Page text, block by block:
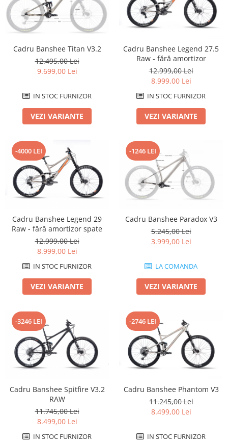
Accesorii roți
Roți față
Schimbătoare spate
Tije sa
Tije telescopice
Coliere tije șa
Manete tije telescopice
Piese tije sa
Tije fixe
Tubeless și soluții anti-pană
Arcuri
Groupset
Cadru Banshee Titan V3.2
12.495,00 Lei
9.699,00 Lei
IN STOC FURNIZOR
VEZI VARIANTE
Cadru Banshee Legend 27.5
Raw - fără amortizor
12.999,00 Lei
8.999,00 Lei
IN STOC FURNIZOR
VEZI VARIANTE
-4000 LEI
Cadru Banshee Legend 29
Raw - fără amortizor spate
12.999,00 Lei
8.999,00 Lei
IN STOC FURNIZOR
VEZI VARIANTE
-1246 LEI
Cadru Banshee Paradox V3
5.245,00 Lei
3.999,00 Lei
LA COMANDA
VEZI VARIANTE
-3246 LEI
Cadru Banshee Spitfire V3.2
RAW
11.745,00 Lei
8.499,00 Lei
IN STOC FURNIZOR
-2746 LEI
Cadru Banshee Phantom V3
11.245,00 Lei
8.499,00 Lei
IN STOC FURNIZOR